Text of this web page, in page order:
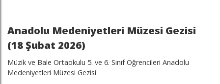
Anadolu Medeniyetleri Müzesi Gezisi
(18 Şubat 2026)
Müzik ve Bale Ortaokulu 5. ve 6. Sınıf Öğrencileri Anadolu
Medeniyetleri Müzesi Gezisi